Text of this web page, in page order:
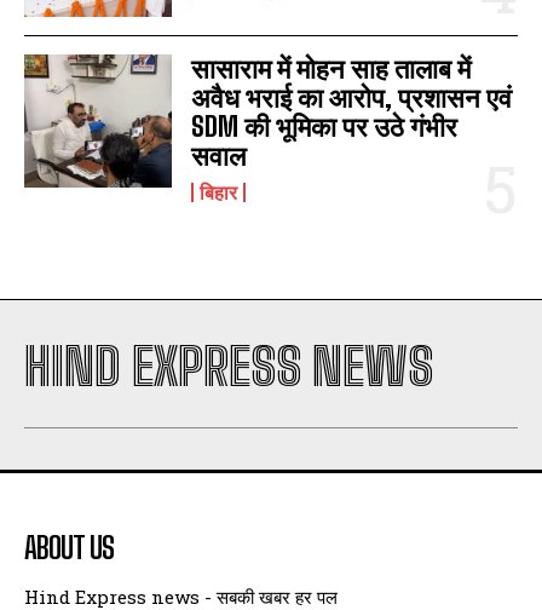
सासाराम में मोहन साह तालाब में
अवैध भराई का आरोप, प्रशासन एवं
SDM की भूमिका पर उठे गंभीर
सवाल
बिहार
HIND EXPRESS NEWS
ABOUT US
Hind Express news - सबकी खबर हर पल